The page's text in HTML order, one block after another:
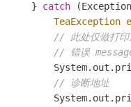
}
catch
TeaException
// 此处仅做打印
// 错误
// 诊断地址